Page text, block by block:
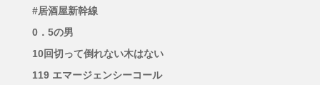
#居酒屋新幹線
0．5の男
10回切って倒れない木はない
119 エマージェンシーコール